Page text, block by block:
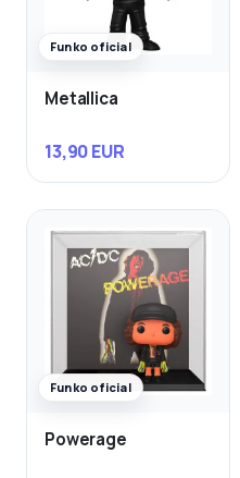
Funko oficial
Metallica
13,90 EUR
Funko oficial
Powerage